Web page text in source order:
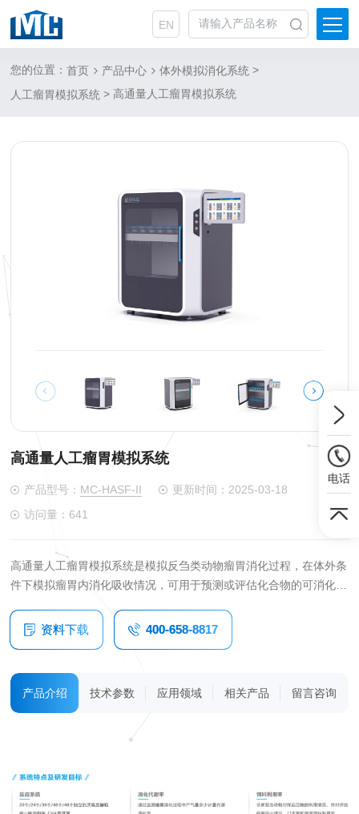
EN
您的位置：首页 产品中心 体外模拟消化系统 >
人工瘤胃模拟系统 > 高通量人工瘤胃模拟系统
高通量人工瘤胃模拟系统
产品型号： MC-HASF-II
更新时间：2025-03-18
访问量：641
高通量人工瘤胃模拟系统是模拟反刍类动物瘤胃消化过程，在体外条
件下模拟瘤胃内消化吸收情况，可用于预测或评估化合物的可消化
资料下载 400-658-8817
产品介绍 技术参数 应用领域 相关产品 留言咨询
电话